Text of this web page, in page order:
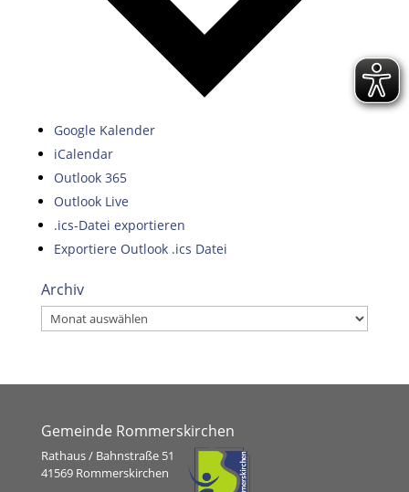
Google Kalender
iCalendar
Outlook 365
Outlook Live
.ics-Datei exportieren
Exportiere Outlook .ics Datei
Archiv
Archiv
Gemeinde Rommerskirchen
Rathaus / Bahnstraße 51
41569 Rommerskirchen